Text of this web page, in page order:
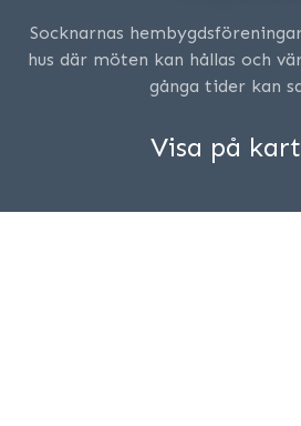
Socknarnas
hus där möten kan hållas och
gånga tider kan
Visa på